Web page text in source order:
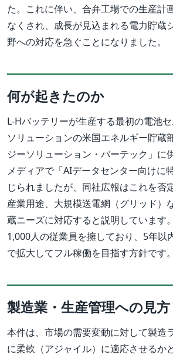
た。これに伴い、合弁工場での生産計
なくされ、成長が見込まれる電力貯蔵
野への対応を急ぐことになりました。
何が起きたのか
L-Hバッテリーが生産する最初の電池
ソリューションの米国エネルギー貯蔵
ジーソリューション・バーテック」に
メディアで「AIデータセンター向けに
じられましたが、同社広報はこれを否
産業用途、大規模送電網（グリッド）
蔵ニーズに対応すると説明しています
1,000人の従業員を擁しており、5年以
で拡大してフル稼働を目指す方針です。
製造業・生産管理への見方
本件は、市場の需要変動に対して製造
に柔軟（アジャイル）に適応させるか